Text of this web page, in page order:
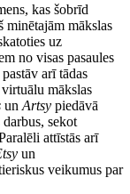
kas šobrīd
minētajām mākslas
uz
no visas pasaules
arī tādas
mākslas
un Artsy piedāvā
sekot
attīstās arī
un
veikumus par